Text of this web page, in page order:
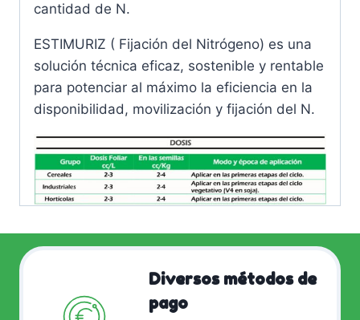
cantidad de N.
ESTIMURIZ ( Fijación del Nitrógeno) es una
solución técnica eficaz, sostenible y rentable
para potenciar al máximo la eficiencia en la
disponibilidad, movilización y fijación del N.
Diversos métodos de
pago